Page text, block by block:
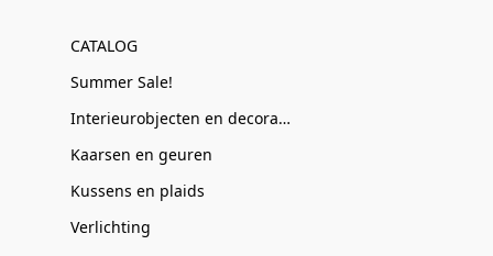
CATALOG
Summer Sale!
Interieurobjecten en decoratie
Kaarsen en geuren
Kussens en plaids
Verlichting